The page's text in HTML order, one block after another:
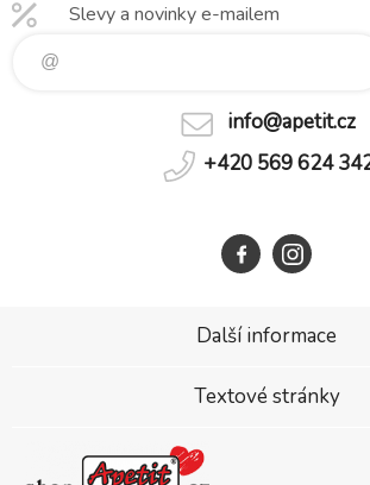
Slevy a novinky e-mailem
info@apetit.cz
+420 569 624
Další informace
Textové stránky